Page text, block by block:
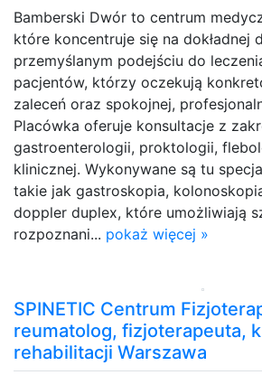
Bamberski Dwór to centrum
które koncentruje się na dokładnej
przemyślanym podejściu do
pacjentów, którzy oczekują
zaleceń oraz spokojnej,
Placówka oferuje konsultacje z
gastroenterologii, proktologii,
klinicznej. Wykonywane są tu
takie jak gastroskopia,
doppler duplex, które umożliwiają
rozpoznani... pokaż więcej »
SPINETIC Centrum
reumatolog, fizjoterapeuta,
rehabilitacji Warszawa